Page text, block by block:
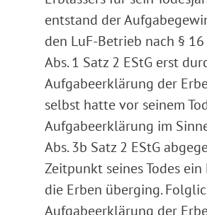
entstand der
den LuF-Betrieb nach § 16
Abs. 1 Satz 2 EStG erst
Aufgabeerklärung der
selbst hatte vor seinem
Aufgabeerklärung im
Abs. 3b Satz 2 EStG
Zeitpunkt seines Todes
die Erben überging.
Aufgabeerklärung der